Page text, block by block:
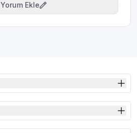
Yorum Ekle